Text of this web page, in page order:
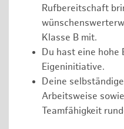
Rufbereitschaft
Klasse B mit.
Du hast eine
Eigeninitiative.
Deine
Arbeitsweise
Teamfähigkeit